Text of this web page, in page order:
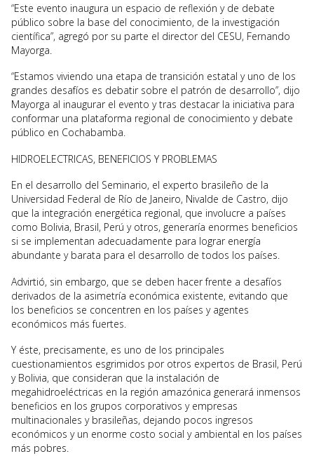
“Este evento inaugura un espacio de reflexión y de debate
público sobre la base del conocimiento, de la investigación
científica”, agregó por su parte el director del CESU, Fernando
Mayorga.
“Estamos viviendo una etapa de transición estatal y uno de los
grandes desafíos es debatir sobre el patrón de desarrollo”, dijo
Mayorga al inaugurar el evento y tras destacar la iniciativa para
conformar una plataforma regional de conocimiento y debate
público en Cochabamba.
HIDROELECTRICAS, BENEFICIOS Y PROBLEMAS
En el desarrollo del Seminario, el experto brasileño de la
Universidad Federal de Río de Janeiro, Nivalde de Castro, dijo
que la integración energética regional, que involucre a países
como Bolivia, Brasil, Perú y otros, generaría enormes beneficios
si se implementan adecuadamente para lograr energía
abundante y barata para el desarrollo de todos los países.
Advirtió, sin embargo, que se deben hacer frente a desafíos
derivados de la asimetría económica existente, evitando que
los beneficios se concentren en los países y agentes
económicos más fuertes.
Y éste, precisamente, es uno de los principales
cuestionamientos esgrimidos por otros expertos de Brasil, Perú
y Bolivia, que consideran que la instalación de
megahidroeléctricas en la región amazónica generará inmensos
beneficios en los grupos corporativos y empresas
multinacionales y brasileñas, dejando pocos ingresos
económicos y un enorme costo social y ambiental en los países
más pobres.